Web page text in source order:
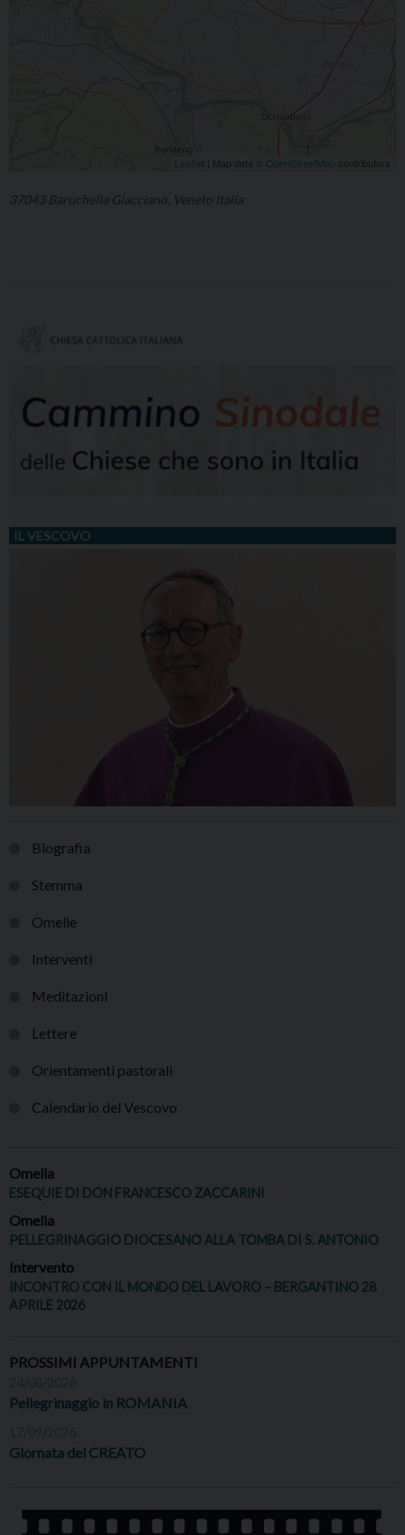
Leaflet | Map data © OpenStreetMap contributors
37043 Baruchella Giacciano, Veneto Italia
IL VESCOVO
Biografia
Stemma
Omelie
Interventi
Meditazioni
Lettere
Orientamenti pastorali
Calendario del Vescovo
Omelia
ESEQUIE DI DON FRANCESCO ZACCARINI
Omelia
PELLEGRINAGGIO DIOCESANO ALLA TOMBA DI S. ANTONIO
Intervento
INCONTRO CON IL MONDO DEL LAVORO – BERGANTINO 28
APRILE 2026
PROSSIMI APPUNTAMENTI
Pellegrinaggio in ROMANIA
Giornata del CREATO